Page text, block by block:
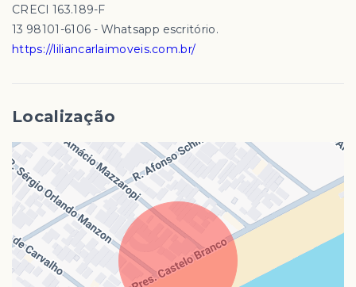
CRECI 163.189-F
13 98101-6106 - Whatsapp escritório.
https://liliancarlaimoveis.com.br/
Localização